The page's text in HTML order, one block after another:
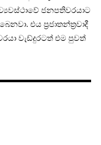
ජනපතිවරයාට
එය ප්‍රජාතන්ත්‍රවාදී
වැඩ්දුරටත් එම පුවත්